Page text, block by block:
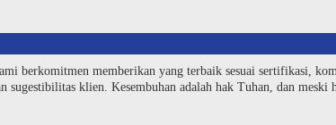
berkomitmen memberikan yang terbaik sesuai sertifikasi,
sugestibilitas klien. Kesembuhan adalah hak Tuhan, dan